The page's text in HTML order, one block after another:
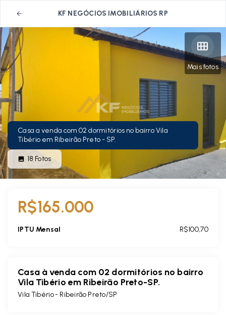
KF NEGÓCIOS IMOBILIÁRIOS RP
Mais fotos
Casa a venda com 02 dormitórios no bairro Vila
Tibério em Ribeirão Preto - SP.
18 Fotos
R$165.000
IPTU Mensal R$100,70
Casa à venda com 02 dormitórios no bairro
Vila Tibério em Ribeirão Preto-SP.
Vila Tibério - Ribeirão Preto/SP